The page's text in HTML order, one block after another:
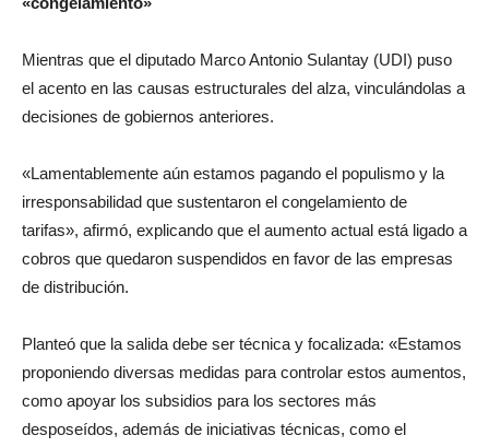
Mientras que el diputado Marco Antonio Sulantay (UDI) puso
el acento en las causas estructurales del alza, vinculándolas a
decisiones de gobiernos anteriores.
«Lamentablemente aún estamos pagando el populismo y la
irresponsabilidad que sustentaron el congelamiento de
tarifas», afirmó, explicando que el aumento actual está ligado a
cobros que quedaron suspendidos en favor de las empresas
de distribución.
Planteó que la salida debe ser técnica y focalizada: «Estamos
proponiendo diversas medidas para controlar estos aumentos,
como apoyar los subsidios para los sectores más
desposeídos, además de iniciativas técnicas, como el